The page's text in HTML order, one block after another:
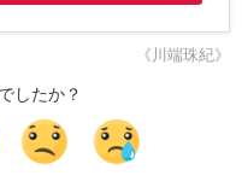
《川端珠紀》
したか？